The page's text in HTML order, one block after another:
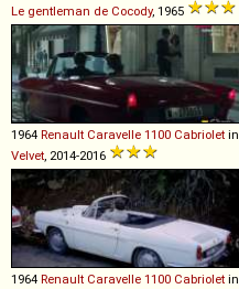
Le gentleman de Cocody, 1965
1964 Renault Caravelle 1100 Cabriolet in
Velvet, 2014-2016
1964 Renault Caravelle 1100 Cabriolet in